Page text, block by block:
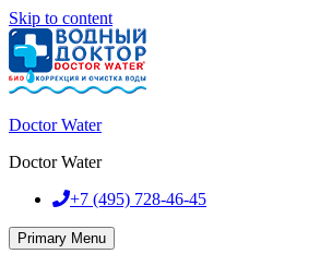
Skip to content
Doctor Water
Doctor Water
+7 (495) 728-46-45
Primary Menu